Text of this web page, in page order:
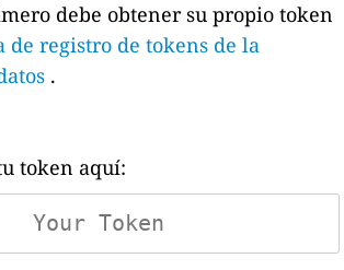
debe obtener su propio token
de registro de tokens de la
.
token aquí: